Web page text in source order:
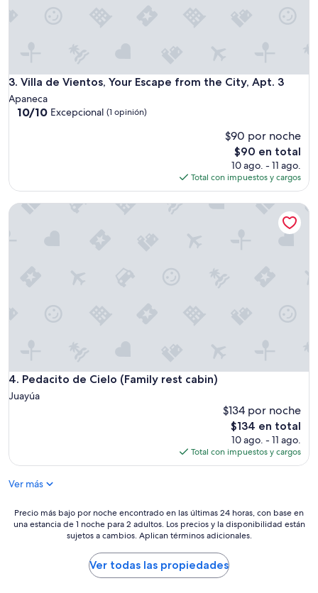
3. Villa de Vientos, Your Escape from the City, Apt. 3
Villa de Vientos, Your Escape from the City, Apt. 3
Apaneca
10.0
10/10 Excepcional (1 opinión)
$90 por noche
El
precio
actual
es
de
$90 en total
10 ago. - 11 ago.
Total con impuestos y cargos
4. Pedacito de Cielo (Family rest cabin)
Pedacito de Cielo (Family rest cabin)
Juayúa
$134 por noche
El
precio
actual
es
$134 en total
10 ago. - 11 ago.
Total con impuestos y cargos
Pedacito de Cielo (Family rest cabin)
Ver más
Precio
más
Precio más bajo por noche encontrado en las últimas 24 horas, con base en
una estancia de 1 noche para 2 adultos. Los precios y la disponibilidad están
sujetos a cambios. Aplican términos adicionales.
Ver todas las propiedades